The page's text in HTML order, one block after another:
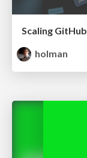
Scaling GitHub
holman